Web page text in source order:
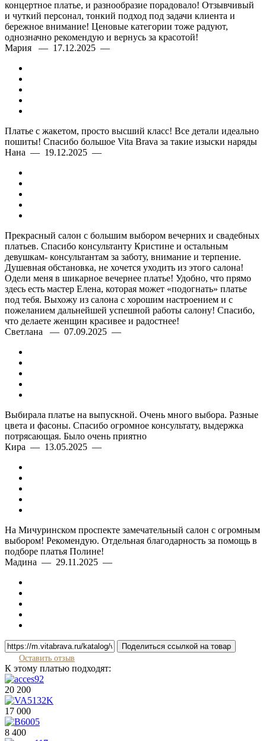
концертное платье, и разнообразие порадовало! Отзывчивый
и чуткий персонал, тонкий подход под задачи клиента и
бережное внимание! Ценовые категории тоже радуют,
однозначно рекомендую и вернусь за красотой!
Мария — 17.12.2025 —
Платье с жакетом, просто высший класс! Все детали идеально
пошиты! Спасибо большое Vita Brava за такие изыски наряды
Нана — 19.12.2025 —
Прекрасный салон с большим выбором вечерних и свадебных
платьев. Спасибо консультанту Кристине и остальным
девушкам- консультантам за заботу, внимание и терпение.
Душевная обстановка, не хочется уходить из этого салона!
Одели меня в шикарное вечернее платье! Удобно, что прямо
здесь есть мастер Елена, которая может «подогнать» платье
под тебя. Выхожу из салона с хорошим настроением и с
пожеланием дальнейшей успешной работы салону! Спасибо,
что делаете женщин красивее и радостнее!
Светлана — 07.09.2025 —
Выбирала платье на выпускной. Очень много выбора. Разные
цвета и фасоны. Спасибо огромное консультату, выдержка
потрясающая. Было очень приятно
Кира — 13.05.2025 —
На Мичуринском проспекте замечательный салон с огромным
выбором! Рекомендую. Отдельная благодарность за помощь в
подборе платья Полине!
Мадина — 29.11.2025 —
Поделиться ссылкой на товар
Оставить отзыв
К этому платью подходят:
20 200
17 000
8 400